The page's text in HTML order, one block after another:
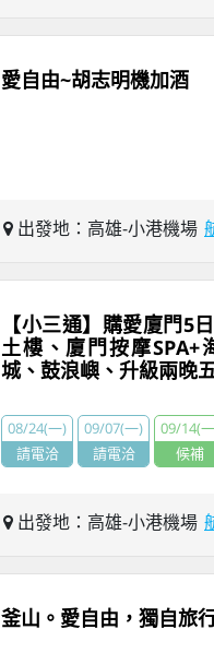
愛自由~胡志明機加酒
出發地：高雄-小港機場
【小三通】購愛廈門5
土樓、廈門按摩SPA+
城、鼓浪嶼、升級兩晚
08/24(一)
請電洽
09/07(一)
請電洽
09/14(
候補
出發地：高雄-小港機場
釜山。愛自由，獨自旅